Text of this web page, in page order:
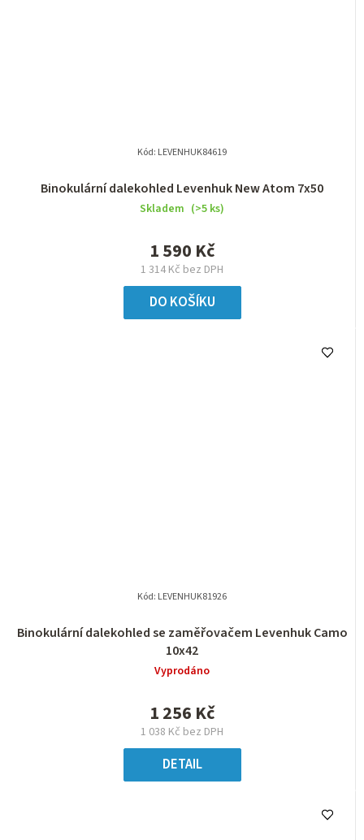
Binokulární dalekohled Levenhuk New Atom 7x50
Skladem (>5 ks)
1 314 Kč bez DPH
1 590 Kč
DO KOŠÍKU
Kód: LEVENHUK84619
Binokulární dalekohled se zaměřovačem Levenhuk Camo
10x42
Vyprodáno
1 038 Kč bez DPH
1 256 Kč
DETAIL
Kód: LEVENHUK81926